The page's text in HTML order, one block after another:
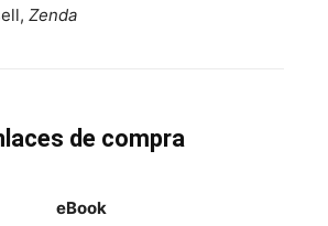
Zenda
de compra
eBook